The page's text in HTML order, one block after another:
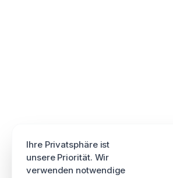
Ihre Privatsphäre ist
unsere Priorität. Wir
verwenden notwendige